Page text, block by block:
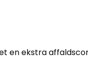
en ekstra